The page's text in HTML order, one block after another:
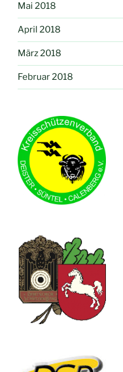
Mai 2018
April 2018
März 2018
Februar 2018